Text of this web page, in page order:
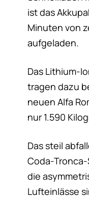
ist das
Minuten von
aufgeladen.
Das Lithium-
tragen dazu
neuen Alfa
nur 1.590
Das steil
Coda-Tronca-
die
Lufteinlässe